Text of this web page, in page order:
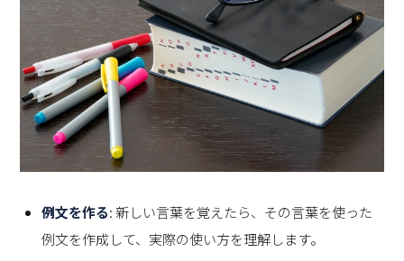
例文を作る: 新しい言葉を覚えたら、その言葉を使った
例文を作成して、実際の使い方を理解します。